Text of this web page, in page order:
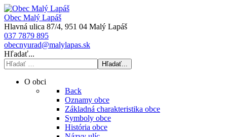
Obec Malý Lapáš
Hlavná ulica 87/4, 951 04 Malý Lapáš
037 7879 895
obecnyurad@malylapas.sk
Hľadať...
Hľadať...
O obci
Back
Oznamy obce
Základná charakteristika obce
Symboly obce
História obce